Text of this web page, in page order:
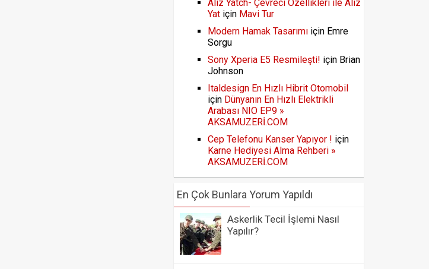
Aliz Yatch- Çevreci Özellikleri ile Aliz
Yat için Mavi Tur
Modern Hamak Tasarımı için Emre
Sorgu
Sony Xperia E5 Resmileşti! için Brian
Johnson
Italdesign En Hızlı Hibrit Otomobil
için Dünyanın En Hızlı Elektrikli
Arabası NIO EP9 »
AKSAMUZERİ.COM
Cep Telefonu Kanser Yapıyor ! için
Karne Hediyesi Alma Rehberi »
AKSAMUZERİ.COM
En Çok Bunlara Yorum Yapıldı
Askerlik Tecil İşlemi Nasıl
Yapılır?